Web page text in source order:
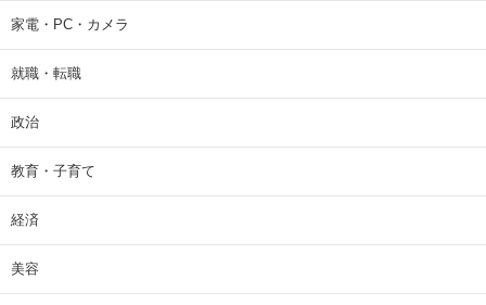
家電・PC・カメラ
就職・転職
政治
教育・子育て
経済
美容